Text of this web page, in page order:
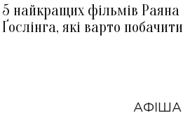
5 найкращих фільмів Раяна
Ґослінга, які варто побачити
АФІША